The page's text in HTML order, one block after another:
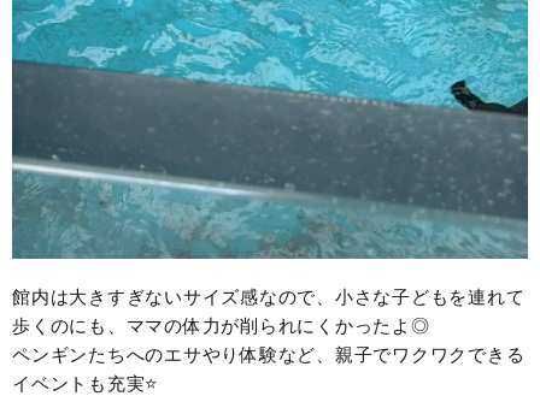
館内は大きすぎないサイズ感なので、小さな子どもを連れて
歩くのにも、ママの体力が削られにくかったよ◎
ペンギンたちへのエサやり体験など、親子でワクワクできる
イベントも充実⭐️